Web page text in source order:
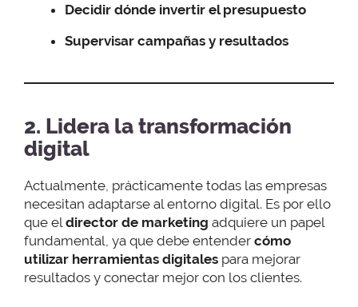
Decidir dónde invertir el presupuesto
Supervisar campañas y resultados
2. Lidera la transformación
digital
Actualmente, prácticamente todas las empresas
necesitan adaptarse al entorno digital. Es por ello
que el director de marketing adquiere un papel
fundamental, ya que debe entender cómo
utilizar herramientas digitales para mejorar
resultados y conectar mejor con los clientes.